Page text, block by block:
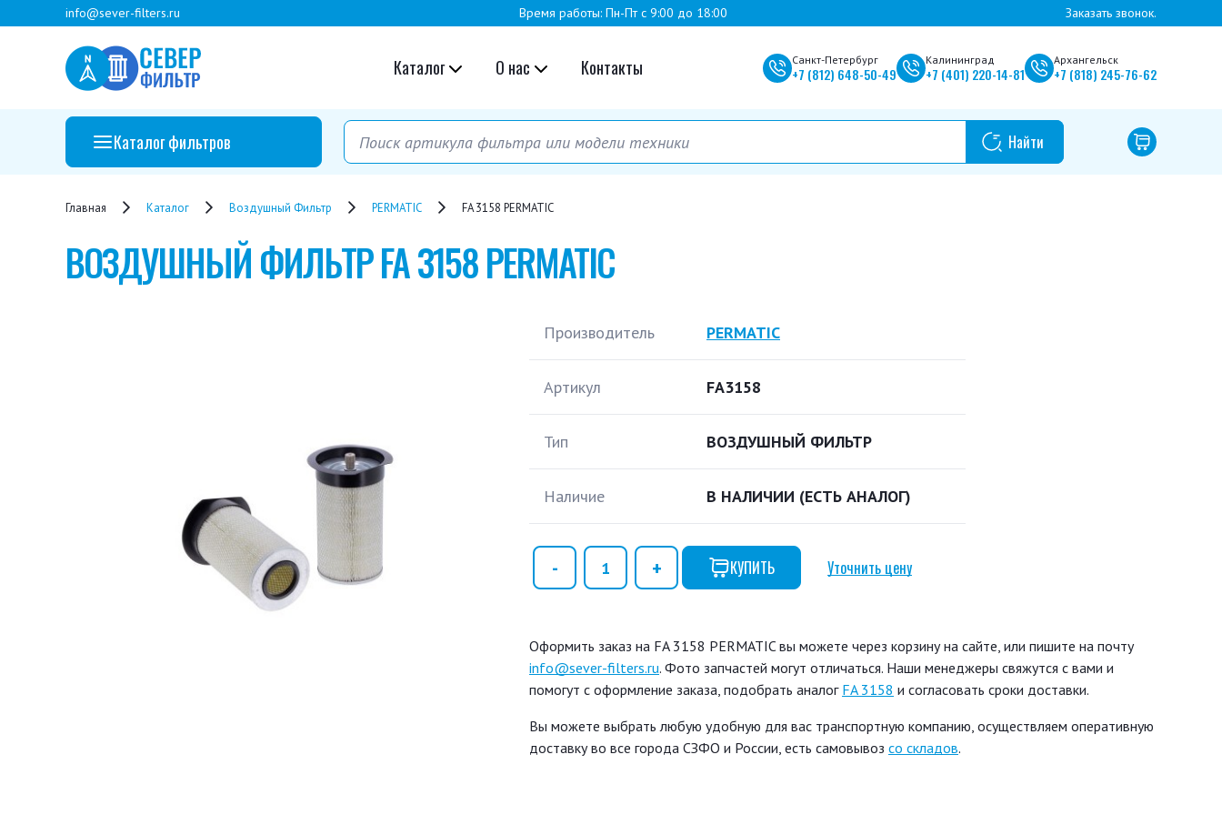
info@sever-filters.ru Время работы: Пн-Пт с 9:00 до 18:00 Заказать звонок.
Каталог О нас Контакты Санкт-Петербург
+7 (812) 648-50-49
Калининград
+7 (401) 220-14-81
Архангельск
+7 (818) 245-76-62
Каталог фильтров
Главная Каталог Воздушный Фильтр PERMATIC FA 3158 PERMATIC
ВОЗДУШНЫЙ ФИЛЬТРFA 3158 PERMATIC
Производитель PERMATIC
Артикул FA3158
Тип ВОЗДУШНЫЙ ФИЛЬТР
Наличие В НАЛИЧИИ (ЕСТЬ АНАЛОГ)
КУПИТЬ Уточнить цену
Оформить заказ на FA 3158 PERMATIC вы можете через корзину на сайте, или пишите на почту
info@sever-filters.ru. Фото запчастей могут отличаться. Наши менеджеры свяжутся с вами и
помогут с оформление заказа, подобрать аналог FA 3158 и согласовать сроки доставки.
Вы можете выбрать любую удобную для вас транспортную компанию, осуществляем оперативную
доставку во все города СЗФО и России, есть самовывоз со складов.